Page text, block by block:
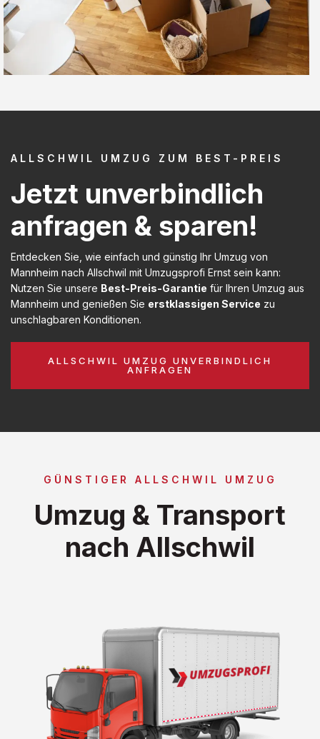
ALLSCHWIL UMZUG ZUM BEST-PREIS
Jetzt unverbindlich
anfragen & sparen!
Entdecken Sie, wie einfach und günstig Ihr Umzug von
Mannheim nach Allschwil mit Umzugsprofi Ernst sein kann:
Nutzen Sie unsere Best-Preis-Garantie für Ihren Umzug aus
Mannheim und genießen Sie erstklassigen Service zu
unschlagbaren Konditionen.
ALLSCHWIL UMZUG UNVERBINDLICH
ANFRAGEN
GÜNSTIGER ALLSCHWIL UMZUG
Umzug & Transport
nach Allschwil